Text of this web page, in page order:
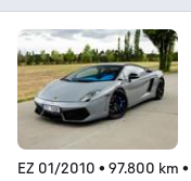
EZ 01/2010 • 97.800 km •